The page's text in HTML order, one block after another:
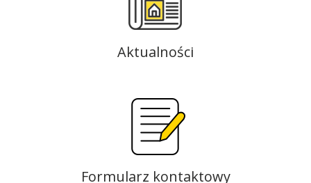
Aktualności
Formularz kontaktowy